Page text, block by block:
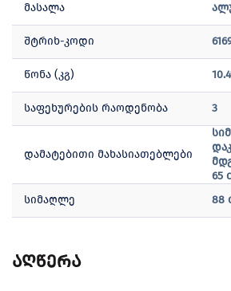
მასალა
შტრიხ-კოდი
წონა (კგ)
საფეხურების რაოდენობა 3
დამატებითი მახასიათებლები
65
სიმაღლე
88
აღწერა